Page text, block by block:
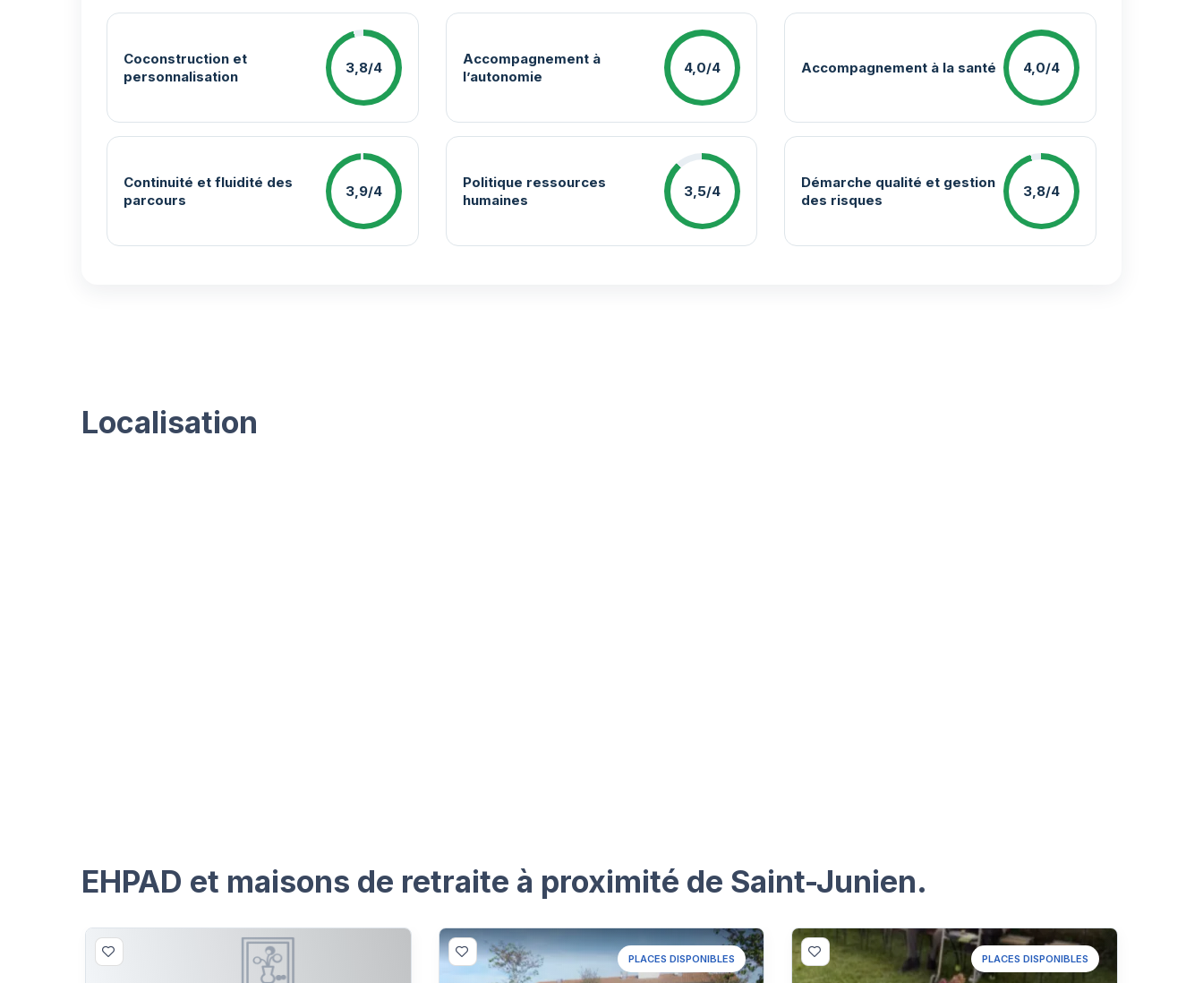
Coconstruction et
personnalisation
3,8/4
Accompagnement à
l’autonomie
4,0/4 Accompagnement à la santé 4,0/4
Continuité et fluidité des
parcours
3,9/4
Politique ressources
humaines
3,5/4
Démarche qualité et gestion
des risques
3,8/4
Localisation
EHPAD et maisons de retraite à proximité de Saint-Junien.
PLACES DISPONIBLES PLACES DISPONIBLES